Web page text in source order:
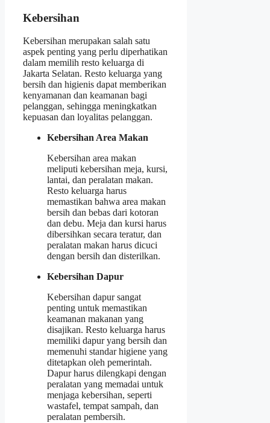
Kebersihan
Kebersihan merupakan salah satu
aspek penting yang perlu diperhatikan
dalam memilih resto keluarga di
Jakarta Selatan. Resto keluarga yang
bersih dan higienis dapat memberikan
kenyamanan dan keamanan bagi
pelanggan, sehingga meningkatkan
kepuasan dan loyalitas pelanggan.
Kebersihan Area Makan
Kebersihan area makan
meliputi kebersihan meja, kursi,
lantai, dan peralatan makan.
Resto keluarga harus
memastikan bahwa area makan
bersih dan bebas dari kotoran
dan debu. Meja dan kursi harus
dibersihkan secara teratur, dan
peralatan makan harus dicuci
dengan bersih dan disterilkan.
Kebersihan Dapur
Kebersihan dapur sangat
penting untuk memastikan
keamanan makanan yang
disajikan. Resto keluarga harus
memiliki dapur yang bersih dan
memenuhi standar higiene yang
ditetapkan oleh pemerintah.
Dapur harus dilengkapi dengan
peralatan yang memadai untuk
menjaga kebersihan, seperti
wastafel, tempat sampah, dan
peralatan pembersih.